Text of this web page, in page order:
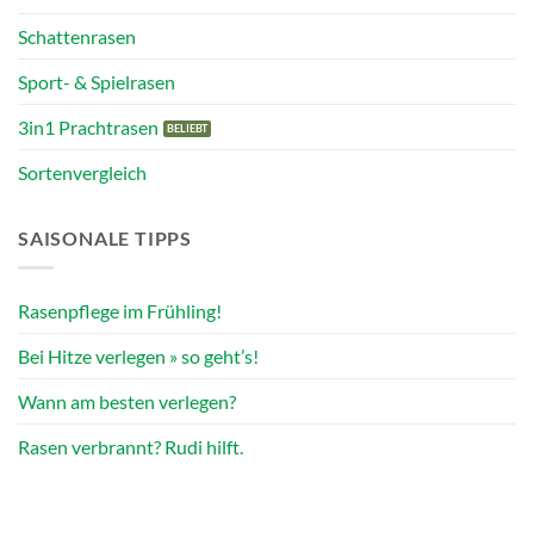
Schattenrasen
Sport- & Spielrasen
3in1 Prachtrasen
Sortenvergleich
SAISONALE TIPPS
Rasenpflege im Frühling!
Bei Hitze verlegen » so geht’s!
Wann am besten verlegen?
Rasen verbrannt? Rudi hilft.